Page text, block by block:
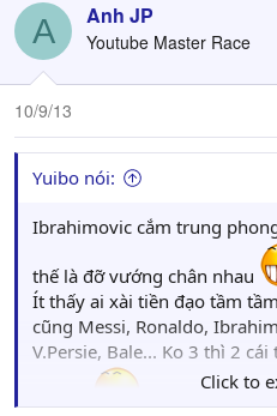
A Anh JP
Youtube Master Race
10/9/13
Yuibo nói:
Ibrahimovic cắm trung
thế là đỡ vướng chân nhau
Ít thấy ai xài tiền đạo tầm
cũng Messi, Ronaldo,
V.Persie, Bale... Ko 3 thì 2
Click to